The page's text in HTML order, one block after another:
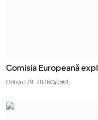
Comisia Europeană
OdixJul 29, 2026 0 1